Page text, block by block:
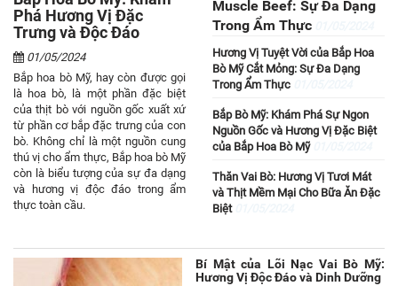
Phá Hương Vị Đặc
Trưng và Độc Đáo
01/05/2024
Bắp hoa bò Mỹ, hay còn được gọi
là hoa bò, là một phần đặc biệt
của thịt bò với nguồn gốc xuất xứ
từ phần cơ bắp đặc trưng của con
bò. Không chỉ là một nguồn cung
thú vị cho ẩm thực, Bắp hoa bò Mỹ
còn là biểu tượng của sự đa dạng
và hương vị độc đáo trong ẩm
thực toàn cầu.
Muscle Beef: Sự Đa Dạng
Trong Ẩm Thực
Hương Vị Tuyệt Vời của Bắp Hoa
Bò Mỹ Cắt Mỏng: Sự Đa Dạng
Trong Ẩm Thực
Bắp Bò Mỹ: Khám Phá Sự Ngon
Nguồn Gốc và Hương Vị Đặc Biệt
của Bắp Hoa Bò Mỹ
Thăn Vai Bò: Hương Vị Tươi Mát
và Thịt Mềm Mại Cho Bữa Ăn Đặc
Biệt
Bí Mật của Lõi Nạc Vai Bò Mỹ:
Hương Vị Độc Đáo và Dinh Dưỡng